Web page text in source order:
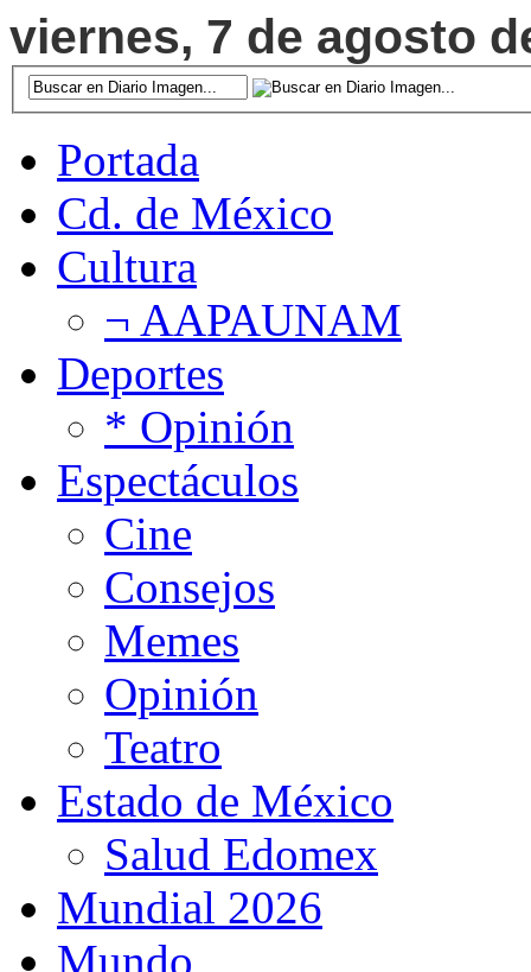
viernes, 7 de agosto
Portada
Cd. de México
Cultura
¬ AAPAUNAM
Deportes
* Opinión
Espectáculos
Cine
Consejos
Memes
Opinión
Teatro
Estado de México
Salud Edomex
Mundial 2026
Mundo